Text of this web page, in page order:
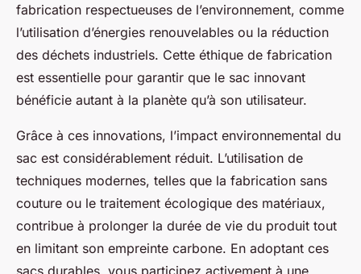
fabrication respectueuses de l’environnement, comme
l’utilisation d’énergies renouvelables ou la réduction
des déchets industriels. Cette éthique de fabrication
est essentielle pour garantir que le sac innovant
bénéficie autant à la planète qu’à son utilisateur.
Grâce à ces innovations, l’impact environnemental du
sac est considérablement réduit. L’utilisation de
techniques modernes, telles que la fabrication sans
couture ou le traitement écologique des matériaux,
contribue à prolonger la durée de vie du produit tout
en limitant son empreinte carbone. En adoptant ces